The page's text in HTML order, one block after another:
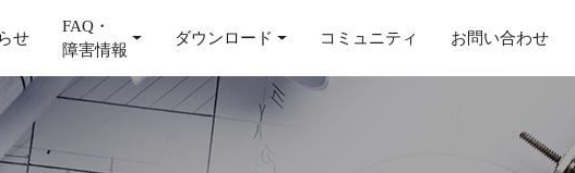
せ
FAQ・
障害情報
ダウンロード コミュニティ お問い合わせ